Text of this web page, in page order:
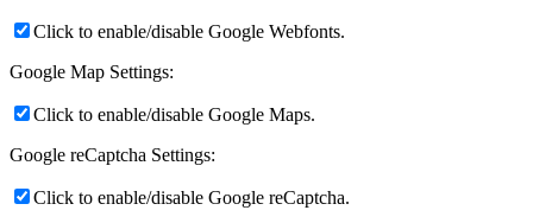
Click to enable/disable Google Webfonts.
Google Map Settings:
Click to enable/disable Google Maps.
Google reCaptcha Settings:
Click to enable/disable Google reCaptcha.